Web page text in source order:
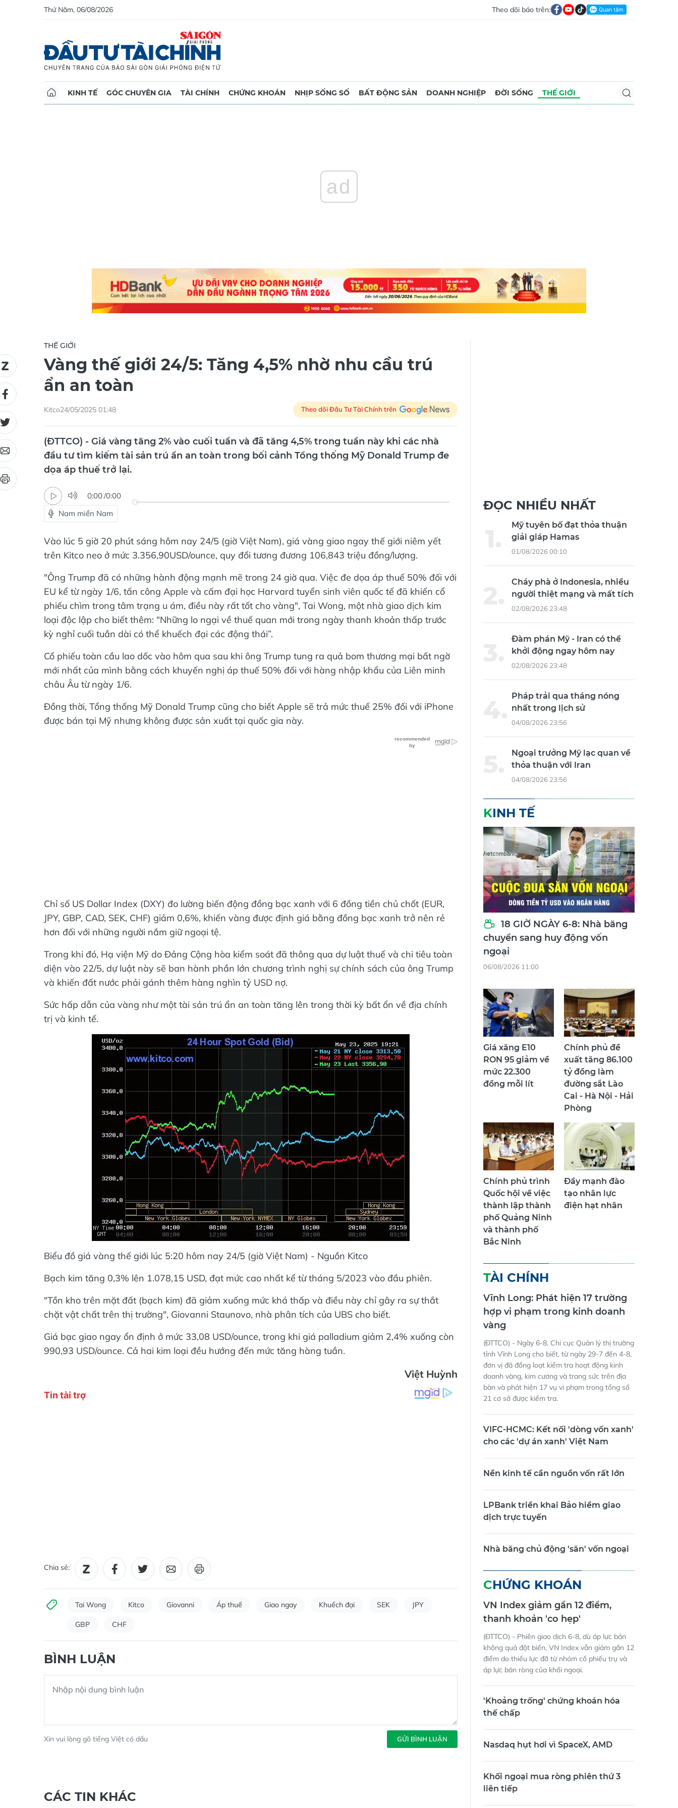
Thứ Năm, 06/08/2026 Theo dõi báo trên:
KINH TẾ GÓC CHUYÊN GIA TÀI CHÍNH CHỨNG KHOÁN NHỊP SỐNG SỐ BẤT ĐỘNG SẢN DOANH NGHIỆP ĐỜI SỐNG THẾ GIỚI
ad
THẾ GIỚI
Vàng thế giới 24/5: Tăng 4,5% nhờ nhu cầu trú
ẩn an toàn
24/05/2025 01:48 Theo dõi Đầu Tư Tài Chính trên
(ĐTTCO) - Giá vàng tăng 2% vào cuối tuần và đã tăng 4,5% trong tuần này khi các nhà
đầu tư tìm kiếm tài sản trú ẩn an toàn trong bối cảnh Tổng thống Mỹ Donald Trump đe
dọa áp thuế trở lại.
0:00 /0:00
Nam miền Nam
Vào lúc 5 giờ 20 phút sáng hôm nay 24/5 (giờ Việt Nam), giá vàng giao ngay thế giới niêm yết
trên Kitco neo ở mức 3.356,90USD/ounce, quy đổi tương đương 106,843 triệu đồng/lượng.
"Ông Trump đã có những hành động mạnh mẽ trong 24 giờ qua. Việc đe dọa áp thuế 50% đối với
EU kể từ ngày 1/6, tấn công Apple và cấm đại học Harvard tuyển sinh viên quốc tế đã khiến cổ
phiếu chìm trong tâm trạng u ám, điều này rất tốt cho vàng", Tai Wong, một nhà giao dịch kim
loại độc lập cho biết thêm: "Những lo ngại về thuế quan mới trong ngày thanh khoản thấp trước
kỳ nghỉ cuối tuần dài có thể khuếch đại các động thái”.
Cổ phiếu toàn cầu lao dốc vào hôm qua sau khi ông Trump tung ra quả bom thương mại bất ngờ
mới nhất của mình bằng cách khuyến nghị áp thuế 50% đối với hàng nhập khẩu của Liên minh
châu Âu từ ngày 1/6.
Đồng thời, Tổng thống Mỹ Donald Trump cũng cho biết Apple sẽ trả mức thuế 25% đối với iPhone
được bán tại Mỹ nhưng không được sản xuất tại quốc gia này.
Chỉ số US Dollar Index (DXY) đo lường biến động đồng bạc xanh với 6 đồng tiền chủ chốt (EUR,
JPY, GBP, CAD, SEK, CHF) giảm 0,6%, khiến vàng được định giá bằng đồng bạc xanh trở nên rẻ
hơn đối với những người nắm giữ ngoại tệ.
Trong khi đó, Hạ viện Mỹ do Đảng Cộng hòa kiểm soát đã thông qua dự luật thuế và chi tiêu toàn
diện vào 22/5, dự luật này sẽ ban hành phần lớn chương trình nghị sự chính sách của ông Trump
và khiến đất nước phải gánh thêm hàng nghìn tỷ USD nợ.
Sức hấp dẫn của vàng như một tài sản trú ẩn an toàn tăng lên trong thời kỳ bất ổn về địa chính
trị và kinh tế.
Biểu đồ giá vàng thế giới lúc 5:20 hôm nay 24/5 (giờ Việt Nam) - Nguồn Kitco
Bạch kim tăng 0,3% lên 1.078,15 USD, đạt mức cao nhất kể từ tháng 5/2023 vào đầu phiên.
"Tồn kho trên mặt đất (bạch kim) đã giảm xuống mức khá thấp và điều này chỉ gây ra sự thắt
chặt vật chất trên thị trường", Giovanni Staunovo, nhà phân tích của UBS cho biết.
Giá bạc giao ngay ổn định ở mức 33,08 USD/ounce, trong khi giá palladium giảm 2,4% xuống còn
990,93 USD/ounce. Cả hai kim loại đều hướng đến mức tăng hàng tuần.
Việt Huỳnh
Chia sẻ:
Áp thuế Khuếch đại
BÌNH LUẬN
Xin vui lòng gõ tiếng Việt có dấu GỬI BÌNH LUẬN
CÁC TIN KHÁC
ĐỌC NHIỀU NHẤT
Mỹ tuyên bố đạt thỏa thuận
giải giáp Hamas
Cháy phà ở Indonesia, nhiều
người thiệt mạng và mất tích
Đàm phán Mỹ - Iran có thể
khởi động ngay hôm nay
Pháp trải qua tháng nóng
nhất trong lịch sử
Ngoại trưởng Mỹ lạc quan về
thỏa thuận với Iran
KINH TẾ
18 GIỜ NGÀY 6-8: Nhà băng
chuyển sang huy động vốn
ngoại
Giá xăng E10
RON 95 giảm về
mức 22.300
đồng mỗi lít
Chính phủ đề
xuất tăng 86.100
tỷ đồng làm
đường sắt Lào
Cai - Hà Nội - Hải
Phòng
Chính phủ trình
Quốc hội về việc
thành lập thành
phố Quảng Ninh
và thành phố
Bắc Ninh
Đẩy mạnh đào
tạo nhân lực
điện hạt nhân
TÀI CHÍNH
Vĩnh Long: Phát hiện 17 trường
hợp vi phạm trong kinh doanh
vàng
(ĐTTCO) - Ngày 6-8, Chi cục Quản lý thị trường
tỉnh Vĩnh Long cho biết, từ ngày 29-7 đến 4-8,
đơn vị đã đồng loạt kiểm tra hoạt động kinh
doanh vàng, kim cương và trang sức trên địa
bàn và phát hiện 17 vụ vi phạm trong tổng số
21 cơ sở được kiểm tra.
VIFC-HCMC: Kết nối 'dòng vốn xanh'
cho các 'dự án xanh' Việt Nam
Nền kinh tế cần nguồn vốn rất lớn
LPBank triển khai Bảo hiểm giao
dịch trực tuyến
Nhà băng chủ động 'săn' vốn ngoại
CHỨNG KHOÁN
VN Index giảm gần 12 điểm,
thanh khoản 'co hẹp'
(ĐTTCO) - Phiên giao dịch 6-8, dù áp lực bán
không quá đột biến, VN Index vẫn giảm gần 12
điểm do thiếu lực đỡ từ nhóm cổ phiếu trụ và
áp lực bán ròng của khối ngoại.
'Khoảng trống' chứng khoán hóa
thế chấp
Nasdaq hụt hơi vì SpaceX, AMD
Khối ngoại mua ròng phiên thứ 3
liên tiếp